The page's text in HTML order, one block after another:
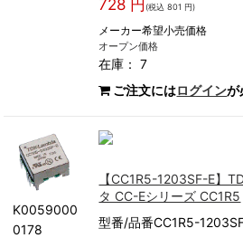
728 円 (税込 801 円)
メーカー希望小売価格
オープン価格
在庫： 7
ご注文にはログインが
K0059000
0178
【CC1R5-1203SF-E】
タ CC-Eシリーズ CC1R5
型番/品番CC1R5-